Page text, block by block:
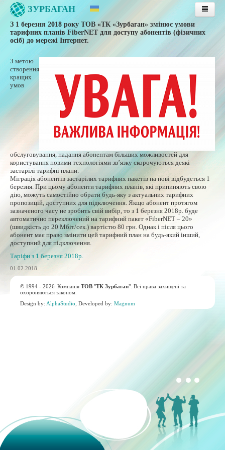
ЗУРБАГАН
Головна
Послуги
Тарифи
Публічна оферта
Інструкції
Оплата послуг банківською картою
Особиста сторінка
Контакти
З 1 березня 2018 року ТОВ «ТК «Зурбаган» змінює умови
тарифних планів FiberNET для доступу абонентів (фізичних
осіб) до мережі Інтернет.
З метою
створення
кращих
умов
обслуговування, надання абонентам більших можливостей для
користування новими технологіями зв’язку скорочуються деякі
застарілі тарифні плани.
Міграція абонентів застарілих тарифних пакетів на нові відбудеться 1
березня. При цьому абоненти тарифних планів, які припиняють свою
дію, можуть самостійно обрати будь-яку з актуальних тарифних
пропозицій, доступних для підключення. Якщо абонент протягом
зазначеного часу не зробить свій вибір, то з 1 березня 2018р. буде
автоматично переключений на тарифний пакет «FiberNET – 20»
(швидкість до 20 Мбіт/сек.) вартістю 80 грн. Однак і після цього
абонент має право змінити цей тарифний план на будь-який інший,
доступний для підключення.
Таріфи з 1 березня 2018р.
01.02.2018
© 1994 - 2026 КомпаніяТОВ "ТК Зурбаган". Всі права захищені та
охороняються законом.
Design by: AlphaStudio , Developed by:Magnum